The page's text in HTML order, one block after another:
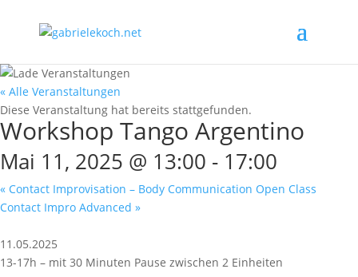
« Alle Veranstaltungen
Diese Veranstaltung hat bereits stattgefunden.
Workshop Tango Argentino
Mai 11, 2025 @ 13:00 - 17:00
« Contact Improvisation – Body Communication Open Class
Contact Impro Advanced »
11.05.2025
13-17h – mit 30 Minuten Pause zwischen 2 Einheiten